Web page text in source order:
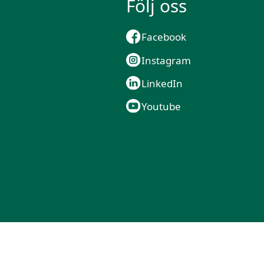
Följ oss
Facebook
Instagram
LinkedIn
Youtube